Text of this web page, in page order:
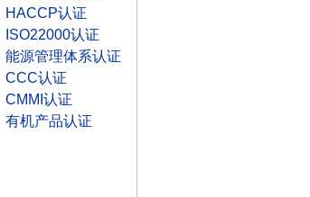
HACCP认证
ISO22000认证
能源管理体系认证
CCC认证
CMMI认证
有机产品认证